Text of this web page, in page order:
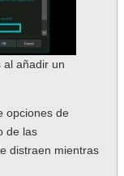
al añadir un
opciones de
de las
distraen mientras